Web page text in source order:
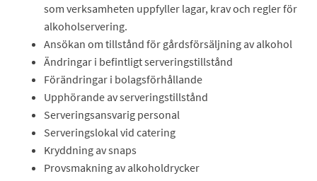
som verksamheten uppfyller lagar, krav och regler för
alkoholservering.
Ansökan om tillstånd för gårdsförsäljning av alkohol
Ändringar i befintligt serveringstillstånd
Förändringar i bolagsförhållande
Upphörande av serveringstillstånd
Serveringsansvarig personal
Serveringslokal vid catering
Kryddning av snaps
Provsmakning av alkoholdrycker